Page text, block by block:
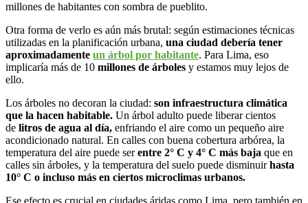
millones de habitantes con sombra de pueblito.
Otra forma de verlo es aún más brutal: según estimaciones técnicas
utilizadas en la planificación urbana, una ciudad debería tener
aproximadamente un árbol por habitante. Para Lima, eso
implicaría más de 10 millones de árboles y estamos muy lejos de
ello.
Los árboles no decoran la ciudad: son infraestructura climática
que la hacen habitable. Un árbol adulto puede liberar cientos
de litros de agua al día, enfriando el aire como un pequeño aire
acondicionado natural. En calles con buena cobertura arbórea, la
temperatura del aire puede serentre 2° C y 4° C más baja que en
calles sin árboles, y la temperatura del suelo puede disminuirhasta
10° C o incluso más en ciertos microclimas urbanos.
Ese efecto es crucial en ciudades áridas como Lima, pero también en